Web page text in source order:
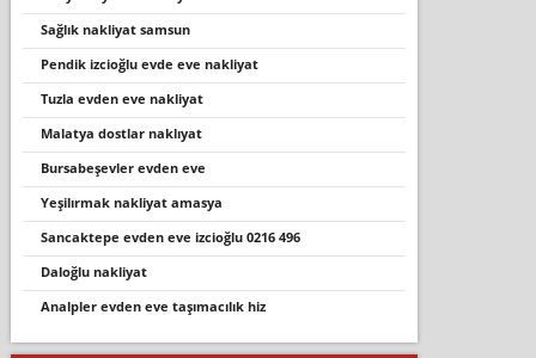
sağlık nakliyat samsun
pendik izcioğlu evde eve nakliyat
tuzla evden eve nakli̇yat
malatya dostlar naklıyat
bursabeşevler evden eve
yeşilırmak nakliyat amasya
sancaktepe evden eve i̇zci̇oğlu 0216 496
daloğlu nakli̇yat
analpler evden eve taşımacılık hiz